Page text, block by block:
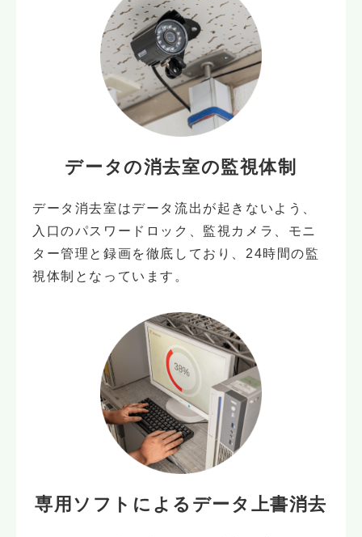
データの消去室の監視体制
データ消去室はデータ流出が起きないよう、
入口のパスワードロック、監視カメラ、モニ
ター管理と録画を徹底しており、24時間の監
視体制となっています。
専用ソフトによる データ上書消去